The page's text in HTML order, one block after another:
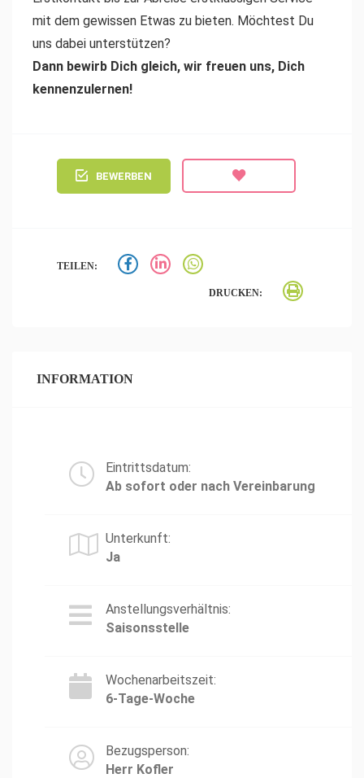
mit dem gewissen Etwas zu bieten. Möchtest Du
uns dabei unterstützen?
Dann bewirb Dich gleich, wir freuen uns, Dich
kennenzulernen!
BEWERBEN
TEILEN:
DRUCKEN:
INFORMATION
Eintrittsdatum:
Ab sofort oder nach Vereinbarung
Unterkunft:
Ja
Anstellungsverhältnis:
Saisonsstelle
Wochenarbeitszeit:
6-Tage-Woche
Bezugsperson:
Herr Kofler